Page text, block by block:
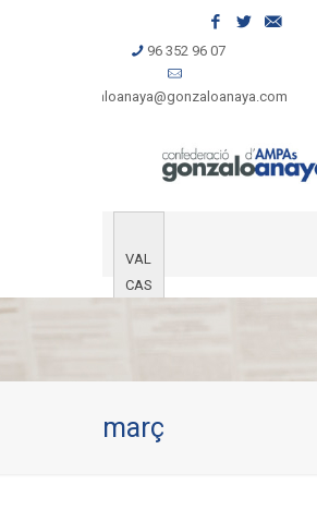
96 352 96 07
gonzaloanaya@gonzaloanaya.com
VAL
CAS
març